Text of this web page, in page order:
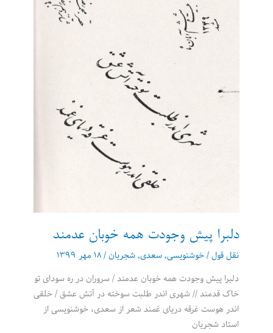
دلبرا پیش وجودت همه خوبان عدمند
نقل قول/خوشنویسی,سعدی,شجریان/۱۸ مهر ۱۳۹۹
دلبرا پیش وجودت همه خوبان عدمند / سروران در ره سودای تو
خاک قدمند // شهری اندر طلبت سوخته در آتش عشق / خلقی
اندر هوست غرقه دریای غمند شعر از سعدی، خوشنویسی از
استاد شجریان